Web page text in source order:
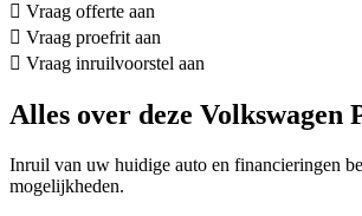
Vraag offerte aan
Vraag proefrit aan
Vraag inruilvoorstel aan
Alles over deze Volkswagen
Inruil van uw huidige auto en financieringen
mogelijkheden.